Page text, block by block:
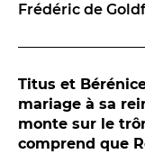
Conversation
Les Procès du
Les Jeudis
Frédéric de
Titus et
mariage à sa
monte sur le
comprend que